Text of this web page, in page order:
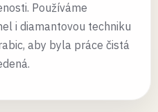
Používáme
i diamantovou techniku
aby byla práce čistá